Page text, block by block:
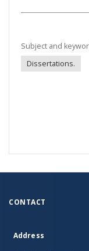
Subject and
Dissertations.
CONTACT
Address